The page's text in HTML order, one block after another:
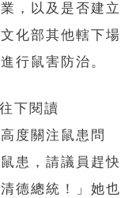
，以及是否建立
化部其他轄下場
行鼠害防治。
下閱讀
度關注鼠患問
患，請議員趕快
德總統！」她也